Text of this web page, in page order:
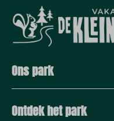
Ons park
Ontdek het park